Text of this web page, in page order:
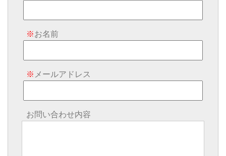
※お名前
※ メールアドレス
お問い合わせ内容